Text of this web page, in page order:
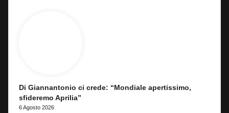
Di Giannantonio ci crede: “Mondiale apertissimo,
sfideremo Aprilia”
6 Agosto 2026